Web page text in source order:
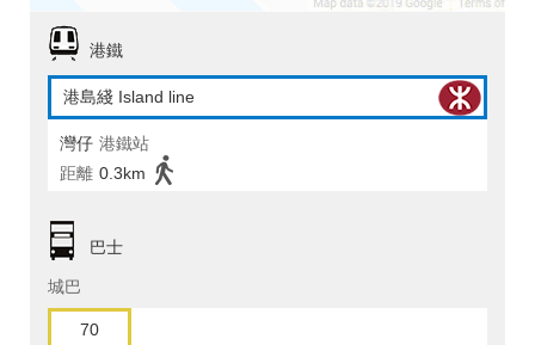
港鐵
港島綫 Island line
灣仔 港鐵站
距離 0.3km
巴士
城巴
70